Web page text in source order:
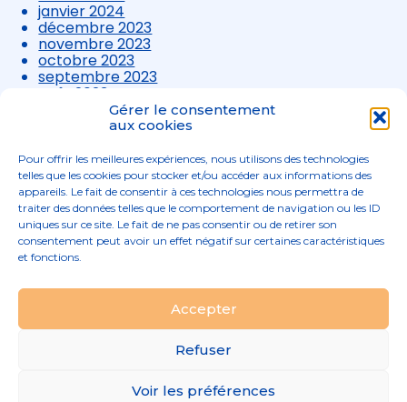
Gérer le consentement
aux cookies
Pour offrir les meilleures expériences, nous utilisons des technologies
telles que les cookies pour stocker et/ou accéder aux informations des
appareils. Le fait de consentir à ces technologies nous permettra de
traiter des données telles que le comportement de navigation ou les ID
uniques sur ce site. Le fait de ne pas consentir ou de retirer son
consentement peut avoir un effet négatif sur certaines caractéristiques
et fonctions.
Accepter
Refuser
Voir les préférences
janvier 2024
décembre 2023
novembre 2023
octobre 2023
septembre 2023
août 2023
juillet 2023
avril 2023
mars 2023
Principale
02 96 52 68 68
MENTIONS LÉGALES